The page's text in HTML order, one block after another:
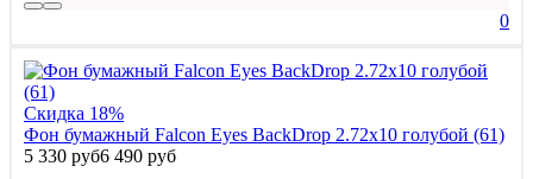
0
Скидка 18%
Фон бумажный Falcon Eyes BackDrop 2.72x10 голубой (61)
5 330 руб6 490 руб